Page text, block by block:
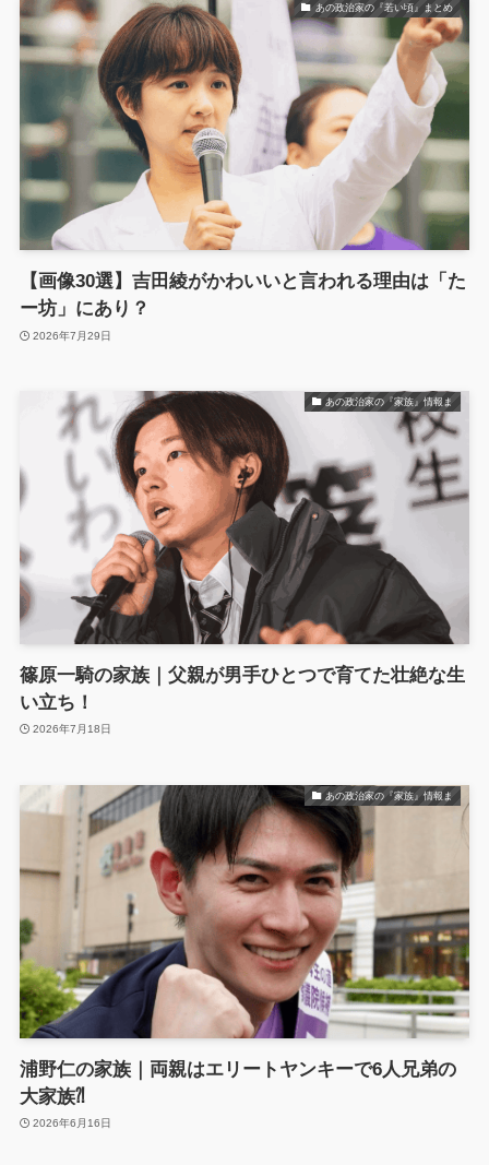
あの政治家の『若い頃』まとめ
【画像30選】吉田綾がかわいいと言われる理由は「た
ー坊」にあり？
2026年7月29日
あの政治家の『家族』情報ま
篠原一騎の家族｜父親が男手ひとつで育てた壮絶な生
い立ち！
2026年7月18日
あの政治家の『家族』情報ま
浦野仁の家族｜両親はエリートヤンキーで6人兄弟の
大家族⁈
2026年6月16日